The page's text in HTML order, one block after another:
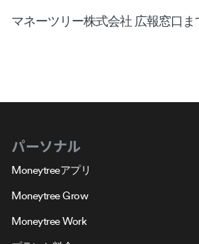
マネーツリー株式会社 広報窓口ま
パーソナル
Moneytreeアプリ
Moneytree Grow
Moneytree Work